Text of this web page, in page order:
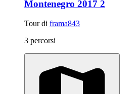
Montenegro 2017 2
Tour di frama843
3 percorsi